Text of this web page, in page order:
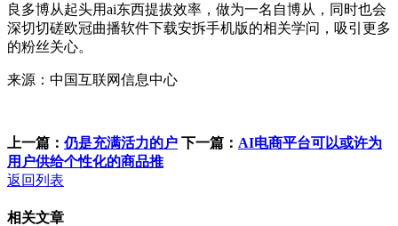
良多博从起头用ai东西提拔效率，做为一名自博从，同时也会
深切切磋欧冠曲播软件下载安拆手机版的相关学问，吸引更多
的粉丝关心。
来源：中国互联网信息中心
上一篇： 仍是充满活力的户 下一篇： AI电商平台可以或许为
用户供给个性化的商品推
返回列表
相关文章